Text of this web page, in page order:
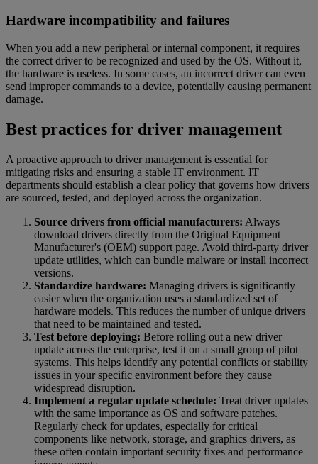
Hardware incompatibility and failures
When you add a new peripheral or internal component, it requires
the correct driver to be recognized and used by the OS. Without it,
the hardware is useless. In some cases, an incorrect driver can even
send improper commands to a device, potentially causing permanent
damage.
Best practices for driver management
A proactive approach to driver management is essential for
mitigating risks and ensuring a stable IT environment. IT
departments should establish a clear policy that governs how drivers
are sourced, tested, and deployed across the organization.
Source drivers from official manufacturers: Always
download drivers directly from the Original Equipment
Manufacturer's (OEM) support page. Avoid third-party driver
update utilities, which can bundle malware or install incorrect
versions.
Standardize hardware: Managing drivers is significantly
easier when the organization uses a standardized set of
hardware models. This reduces the number of unique drivers
that need to be maintained and tested.
Test before deploying: Before rolling out a new driver
update across the enterprise, test it on a small group of pilot
systems. This helps identify any potential conflicts or stability
issues in your specific environment before they cause
widespread disruption.
Implement a regular update schedule: Treat driver updates
with the same importance as OS and software patches.
Regularly check for updates, especially for critical
components like network, storage, and graphics drivers, as
these often contain important security fixes and performance